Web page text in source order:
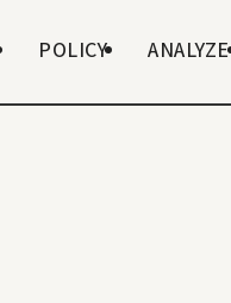
POLICY ANALYZE